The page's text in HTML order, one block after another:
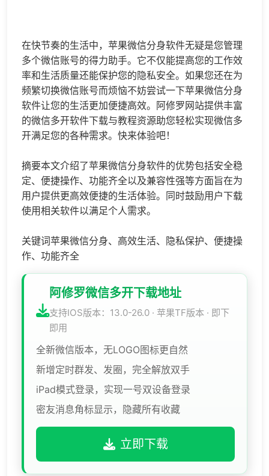
在快节奏的生活中，苹果微信分身软件无疑是您管理
多个微信账号的得力助手。它不仅能提高您的工作效
率和生活质量还能保护您的隐私安全。如果您还在为
频繁切换微信账号而烦恼不妨尝试一下苹果微信分身
软件让您的生活更加便捷高效。阿修罗网站提供丰富
的微信多开软件下载与教程资源助您轻松实现微信多
开满足您的各种需求。快来体验吧！
摘要本文介绍了苹果微信分身软件的优势包括安全稳
定、便捷操作、功能齐全以及兼容性强等方面旨在为
用户提供更高效便捷的生活体验。同时鼓励用户下载
使用相关软件以满足个人需求。
关键词苹果微信分身、高效生活、隐私保护、便捷操
作、功能齐全
阿修罗微信多开下载地址
支持IOS版本：13.0-26.0 · 苹果TF版本 · 即下
即用
全新微信版本，无LOGO图标更自然
新增定时群发、发圈，完全解放双手
iPad模式登录，实现一号双设备登录
密友消息角标显示，隐藏所有收藏
立即下载